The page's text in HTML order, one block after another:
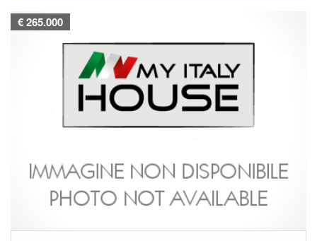
€ 265.000